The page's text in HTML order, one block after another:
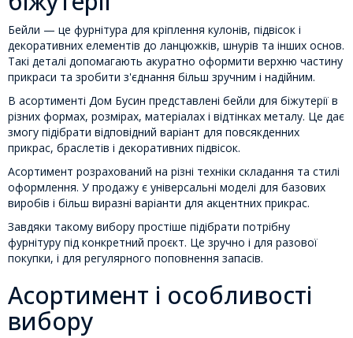
Бейли — це фурнітура для кріплення кулонів, підвісок і
декоративних елементів до ланцюжків, шнурів та інших основ.
Такі деталі допомагають акуратно оформити верхню частину
прикраси та зробити з'єднання більш зручним і надійним.
В асортименті Дом Бусин представлені бейли для біжутерії в
різних формах, розмірах, матеріалах і відтінках металу. Це дає
змогу підібрати відповідний варіант для повсякденних
прикрас, браслетів і декоративних підвісок.
Асортимент розрахований на різні техніки складання та стилі
оформлення. У продажу є універсальні моделі для базових
виробів і більш виразні варіанти для акцентних прикрас.
Завдяки такому вибору простіше підібрати потрібну
фурнітуру під конкретний проєкт. Це зручно і для разової
покупки, і для регулярного поповнення запасів.
Асортимент і особливості
вибору